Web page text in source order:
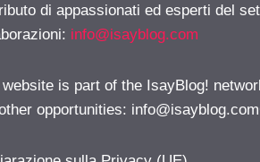
di appassionati ed esperti del
info@isayblog.com
is part of the IsayBlog!
opportunities: